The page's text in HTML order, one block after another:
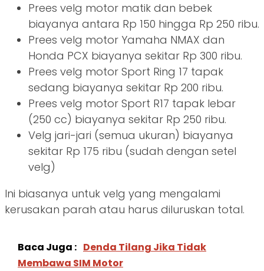
Prees velg motor matik dan bebek
biayanya antara Rp 150 hingga Rp 250 ribu.
Prees velg motor Yamaha NMAX dan
Honda PCX biayanya sekitar Rp 300 ribu.
Prees velg motor Sport Ring 17 tapak
sedang biayanya sekitar Rp 200 ribu.
Prees velg motor Sport R17 tapak lebar
(250 cc) biayanya sekitar Rp 250 ribu.
Velg jari-jari (semua ukuran) biayanya
sekitar Rp 175 ribu (sudah dengan setel
velg)
Ini biasanya untuk velg yang mengalami
kerusakan parah atau harus diluruskan total.
Baca Juga : Denda Tilang Jika Tidak
Membawa SIM Motor